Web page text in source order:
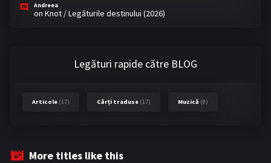
Andreea
on Knot / Legăturile destinului (2026)
Legături rapide către BLOG
Articole (17) Cărți traduse (17) Muzică (9)
More titles like this